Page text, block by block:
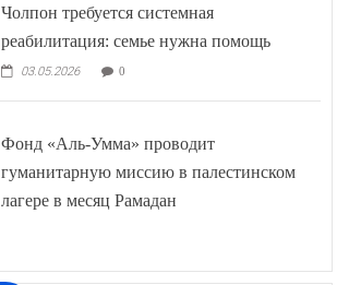
Чолпон требуется системная
реабилитация: семье нужна помощь
03.05.2026 0
Фонд «Аль-Умма» проводит
гуманитарную миссию в палестинском
лагере в месяц Рамадан